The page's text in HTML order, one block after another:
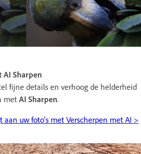
Sharpen
fijne details en verhoog de helderheid
met AI Sharpen.
aan uw foto's met Verscherpen met AI >